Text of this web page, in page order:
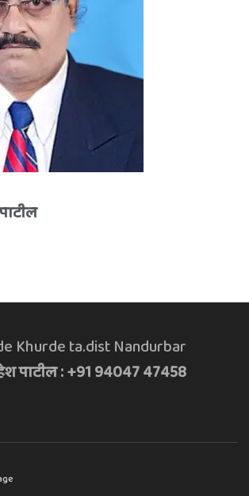
Khurde ta.dist Nandurbar
पाटील : +91 94047 47458